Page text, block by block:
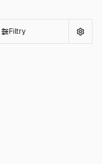
Filtry